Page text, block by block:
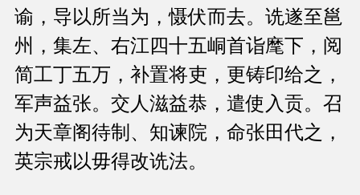
谕，导以所当为，慑伏而去。诜遂至邕
州，集左、右江四十五峒首诣麾下，阅
简工丁五万，补置将吏，更铸印给之，
军声益张。交人滋益恭，遣使入贡。召
为天章阁待制、知谏院，命张田代之，
英宗戒以毋得改诜法。